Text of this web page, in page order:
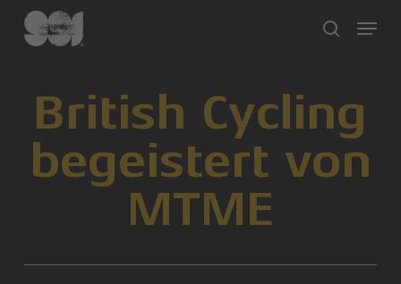
Skip
content
search
Menu
British Cycling
begeistert von
MTME